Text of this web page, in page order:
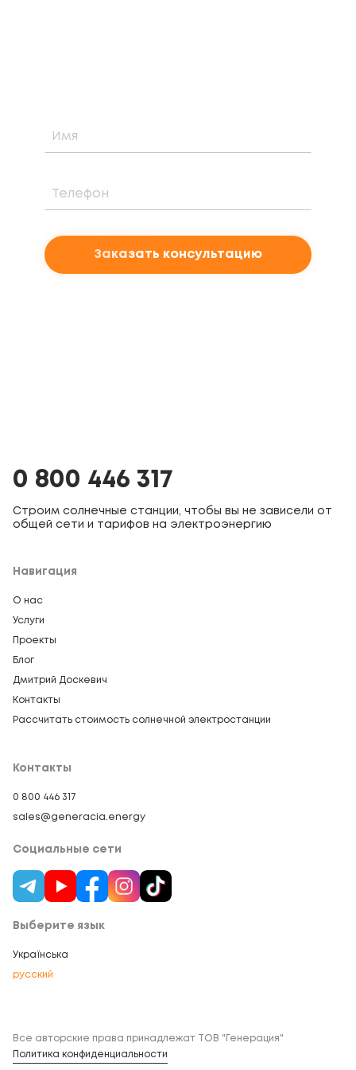
Заказать консультацию
0 800 446 317
Строим солнечные станции, чтобы вы не зависели от
общей сети и тарифов на электроэнергию
Навигация
О нас
Услуги
Проекты
Блог
Дмитрий Доскевич
Контакты
Рассчитать стоимость солнечной электростанции
Контакты
0 800 446 317
sales@generacia.energy
Социальные сети
Выберите язык
Українська
русский
Все авторские права принадлежат ТОВ "Генерация"
Политика конфиденциальности